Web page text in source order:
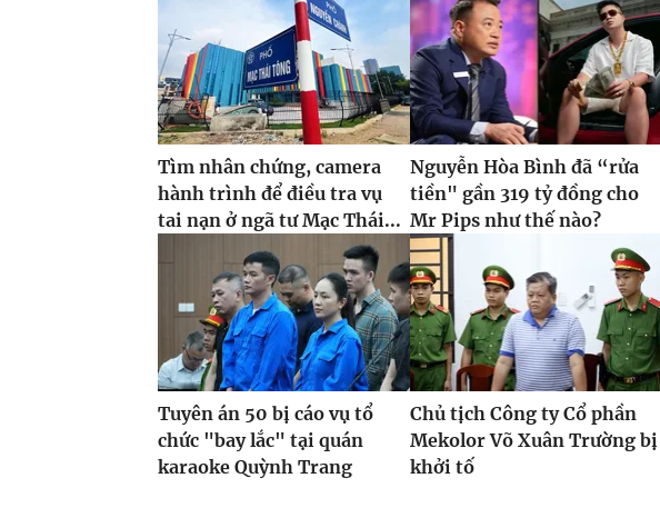
Tìm nhân chứng, camera
hành trình để điều tra vụ
tai nạn ở ngã tư Mạc Thái...
Nguyễn Hòa Bình đã “rửa
tiền" gần 319 tỷ đồng cho
Mr Pips như thế nào?
Tuyên án 50 bị cáo vụ tổ
chức "bay lắc" tại quán
karaoke Quỳnh Trang
Chủ tịch Công ty Cổ phần
Mekolor Võ Xuân Trường bị
khởi tố